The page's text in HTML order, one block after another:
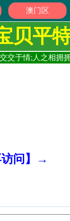
澳门区
贝平
交于情;人之相拥
访问】→